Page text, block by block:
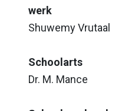
werk
Shuwemy Vrutaal
Schoolarts
Dr. M. Mance